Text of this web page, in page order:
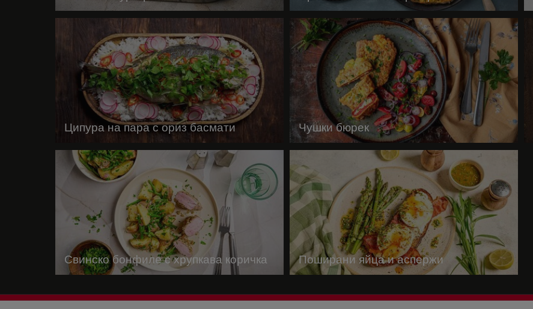
Ципура на пара с ориз басмати Чушки бюрек
Свинско бонфиле с хрупкава коричка Поширани яйца и аспержи